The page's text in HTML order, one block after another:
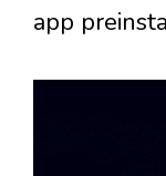
app